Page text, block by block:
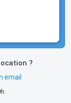
?
email